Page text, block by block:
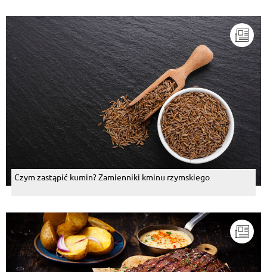
Czym zastąpić kumin? Zamienniki kminu rzymskiego